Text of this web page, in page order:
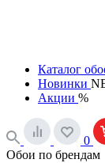
Каталог
Новинки
Акции %
0
Обои по брендам